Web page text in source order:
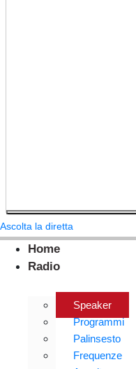
Ascolta la diretta
Home
Radio
Speaker
Programmi
Palinsesto
Frequenze